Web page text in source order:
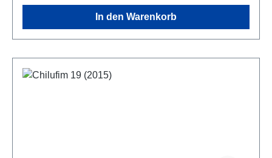
In den Warenkorb